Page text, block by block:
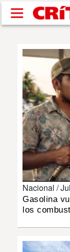
Pasar al
SUCESOS
NACIONAL
POLÍTICA
DEPORTES
INSÓLITAS
Nacional /
Gasolina
los